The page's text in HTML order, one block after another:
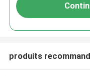
produits